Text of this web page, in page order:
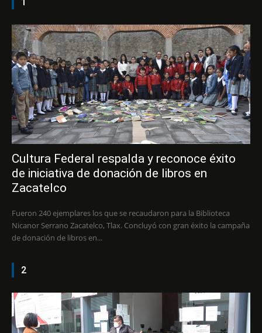
Cultura Federal respalda y reconoce éxito
de iniciativa de donación de libros en
Zacatelco
Fueron 240 ejemplares los que se recaudaron para la Biblioteca
Nicanor Serrano Zacatelco, Tlax. Concluyó con gran éxito la campaña
de donación de libros en...
2